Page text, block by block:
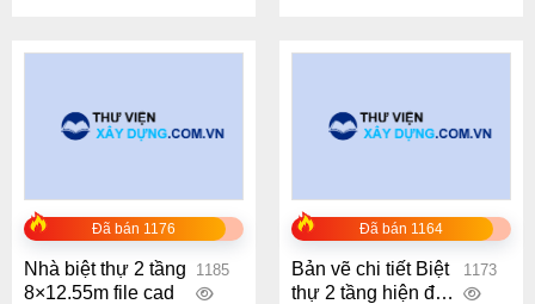
Đã bán 1176
Nhà biệt thự 2 tầng
8×12.55m file cad
1185
Đã bán 1164
Bản vẽ chi tiết Biệt
thự 2 tầng hiện đại
1173